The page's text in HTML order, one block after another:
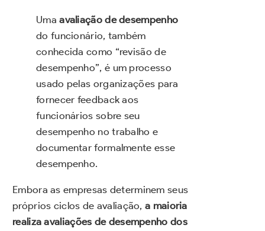
Umaavaliação de desempenho
do funcionário, também
conhecida como “revisão de
desempenho”, é um processo
usado pelas organizações para
fornecer feedback aos
funcionários sobre seu
desempenho no trabalho e
documentar formalmente esse
desempenho.
Embora as empresas determinem seus
próprios ciclos de avaliação,a maioria
realiza avaliações de desempenho dos